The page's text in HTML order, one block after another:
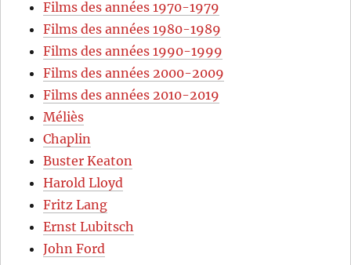
Films des années 1970-1979
Films des années 1980-1989
Films des années 1990-1999
Films des années 2000-2009
Films des années 2010-2019
Méliès
Chaplin
Buster Keaton
Harold Lloyd
Fritz Lang
Ernst Lubitsch
John Ford